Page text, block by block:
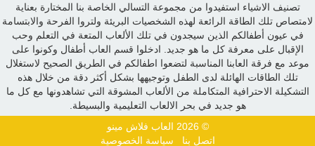
تصنيف الاشياء استفيدوا من مجموعة التسالي الخاصة بنا المختارة بعناية
لامتصاص تلك الطاقة الرائعة لهذه الشخصيات البريئة ولتروا الفرحة والابتسامة
في عيون أطفالكم الذين سيجدون في تلك الألعاب المتعة في التعلم وحب
الإقبال على معرفة كل ما هو جديد. ادخلوا قسم العاب أطفال وكونوا على
موعد مع فرقة العابنا المناسبة لتضعوا اطفالكم في الطريق الصحيح لاستغلال
تلك الطاقات الهائلة لدى الطفل وتوجيهها بشكل أكثر دقة من خلال هذه
التشكيلة الاحترافية المتكاملة من الألعاب المشوقة التي تشاهدونها مع كل ما
هو جديد في بحر الالعاب التعليمية والبسيطة.
© 2026 العاب فلاش مينو
اتصل بنا
سياسة الخصوصية